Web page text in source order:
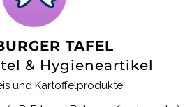
TAFEL
& Hygieneartikel
und Kartoffelprodukte